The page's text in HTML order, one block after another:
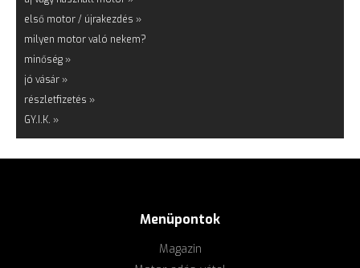
első motor / újrakezdés »
milyen motor való nekem?
minőség »
jó vásár »
részletfizetés »
GY.I.K. »
Menüpontok
Magazin